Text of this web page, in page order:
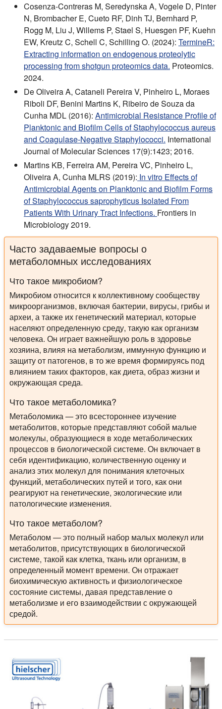
Cosenza-Contreras M, Seredynska A, Vogele D, Pinter
N, Brombacher E, Cueto RF, Dinh TJ, Bernhard P,
Rogg M, Liu J, Willems P, Stael S, Huesgen PF, Kuehn
EW, Kreutz C, Schell C, Schilling O. (2024): TermineR:
Extracting information on endogenous proteolytic
processing from shotgun proteomics data. Proteomics.
2024.
De Oliveira A, Cataneli Pereira V, Pinheiro L, Moraes
Riboli DF, Benini Martins K, Ribeiro de Souza da
Cunha MDL (2016): Antimicrobial Resistance Profile of
Planktonic and Biofilm Cells of Staphylococcus aureus
and Coagulase-Negative Staphylococci. International
Journal of Molecular Sciences 17(9):1423; 2016.
Martins KB, Ferreira AM, Pereira VC, Pinheiro L,
Oliveira A, Cunha MLRS (2019): In vitro Effects of
Antimicrobial Agents on Planktonic and Biofilm Forms
of Staphylococcus saprophyticus Isolated From
Patients With Urinary Tract Infections. Frontiers in
Microbiology 2019.
Часто задаваемые вопросы о
метаболомных исследованиях
Что такое микробиом?
Микробиом относится к коллективному сообществу
микроорганизмов, включая бактерии, вирусы, грибы и
археи, а также их генетический материал, которые
населяют определенную среду, такую как организм
человека. Он играет важнейшую роль в здоровье
хозяина, влияя на метаболизм, иммунную функцию и
защиту от патогенов, в то же время формируясь под
влиянием таких факторов, как диета, образ жизни и
окружающая среда.
Что такое метаболомика?
Метаболомика — это всестороннее изучение
метаболитов, которые представляют собой малые
молекулы, образующиеся в ходе метаболических
процессов в биологической системе. Он включает в
себя идентификацию, количественную оценку и
анализ этих молекул для понимания клеточных
функций, метаболических путей и того, как они
реагируют на генетические, экологические или
патологические изменения.
Что такое метаболом?
Метаболом — это полный набор малых молекул или
метаболитов, присутствующих в биологической
системе, такой как клетка, ткань или организм, в
определенный момент времени. Он отражает
биохимическую активность и физиологическое
состояние системы, давая представление о
метаболизме и его взаимодействии с окружающей
средой.